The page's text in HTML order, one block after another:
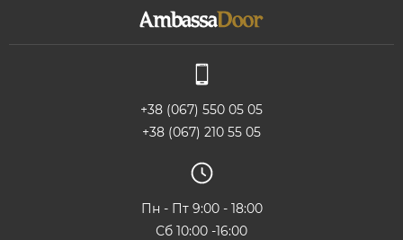
+38 (067) 550 05 05
+38 (067) 210 55 05
Пн - Пт 9:00 - 18:00
Сб 10:00 -16:00